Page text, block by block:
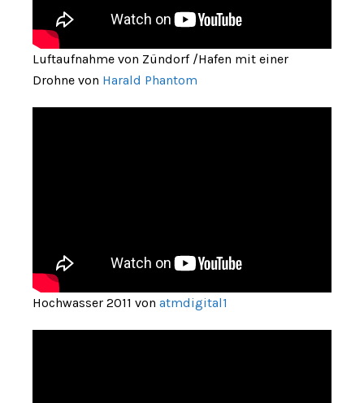
Luftaufnahme von Zündorf /Hafen mit einer
Drohne von Harald Phantom
Hochwasser 2011 von atmdigital1